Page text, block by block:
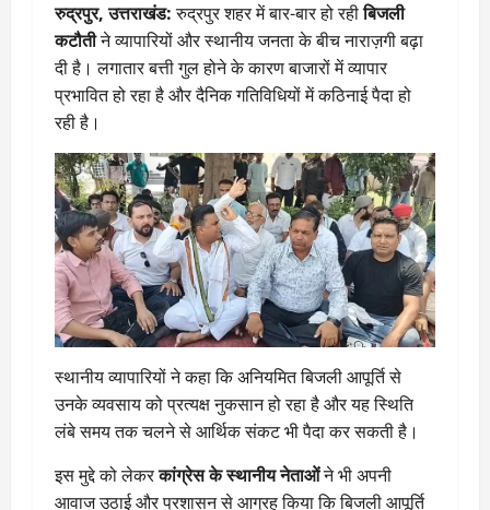
रुद्रपुर, उत्तराखंड:रुद्रपुर शहर में बार-बार हो रहीबिजली
कटौतीने व्यापारियों और स्थानीय जनता के बीच नाराज़गी बढ़ा
दी है। लगातार बत्ती गुल होने के कारण बाजारों में व्यापार
प्रभावित हो रहा है और दैनिक गतिविधियों में कठिनाई पैदा हो
रही है।
स्थानीय व्यापारियों ने कहा कि अनियमित बिजली आपूर्ति से
उनके व्यवसाय को प्रत्यक्ष नुकसान हो रहा है और यह स्थिति
लंबे समय तक चलने से आर्थिक संकट भी पैदा कर सकती है।
इस मुद्दे को लेकरकांग्रेस के स्थानीय नेताओंने भी अपनी
आवाज उठाई और प्रशासन से आग्रह किया कि बिजली आपूर्ति